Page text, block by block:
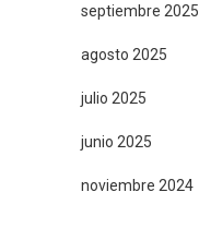
septiembre 2025
agosto 2025
julio 2025
junio 2025
noviembre 2024